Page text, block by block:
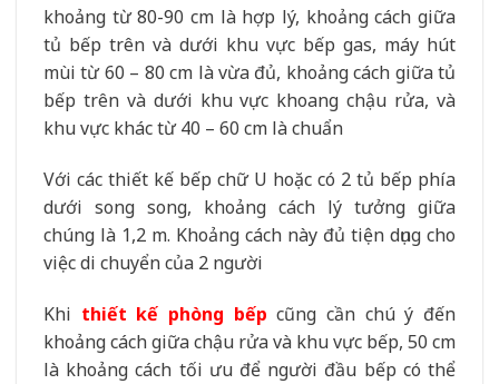
khoảng từ 80-90 cm là hợp lý, khoảng cách giữa
tủ bếp trên và dưới khu vực bếp gas, máy hút
mùi từ 60 – 80 cm là vừa đủ, khoảng cách giữa tủ
bếp trên và dưới khu vực khoang chậu rửa, và
khu vực khác từ 40 – 60 cm là chuẩn
Với các thiết kế bếp chữ U hoặc có 2 tủ bếp phía
dưới song song, khoảng cách lý tưởng giữa
chúng là 1,2 m. Khoảng cách này đủ tiện dụng cho
việc di chuyển của 2 người
Khi thiết kế phòng bếp cũng cần chú ý đến
khoảng cách giữa chậu rửa và khu vực bếp, 50 cm
là khoảng cách tối ưu để người đầu bếp có thể